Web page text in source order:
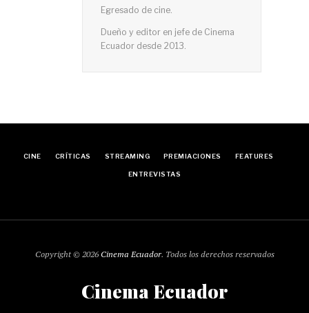
Egresado de cine.
Dueño y editor en jefe de Cinema
Ecuador desde 2013.
CINE CRÍTICAS STREAMING PREMIACIONES FEATURES
ENTREVISTAS
Copyright © 2026Cinema Ecuador. Todos los derechos reservados
Cinema Ecuador